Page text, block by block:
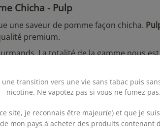
une transition vers une vie sans tabac puis
nicotine. Ne vapotez pas si vous ne fumez pas.
site, je reconnais être majeur(e) et que je
mon pays à acheter des produits contenant
Chicha - Pulp
une saveur de pomme façon chicha.
premium.
La totalité de la gamme nous
».
Cult Line,Frost and FuriousetKitchen.